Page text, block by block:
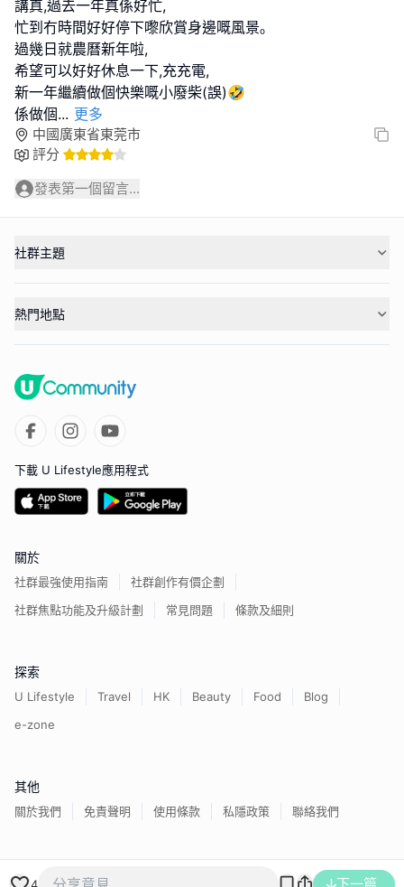
講真,過去一年真係好忙,
忙到冇時間好好停下嚟欣賞身邊嘅風景｡
過幾日就農曆新年啦,
希望可以好好休息一下,充充電,
新一年繼續做個快樂嘅小廢柴(誤)🤣
係做個... 更多
中國廣東省東莞市
評分
發表第一個留言...
4
社群主題
熱門地點
下載 U Lifestyle應用程式
關於
社群最強使用指南
社群創作有價企劃
社群焦點功能及升級計劃
常見問題 條款及細則
探索
U Lifestyle Travel HK Beauty Food
Blog
e-zone
其他
關於我們 免責聲明 使用條款 私隱政策 聯絡我們
香港經濟日報版權所有©